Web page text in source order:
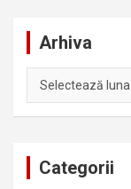
Arhiva
Categorii